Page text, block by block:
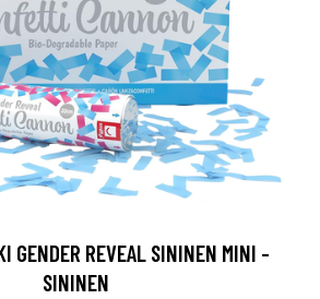
GENDER REVEAL SININEN MINI -
SININEN